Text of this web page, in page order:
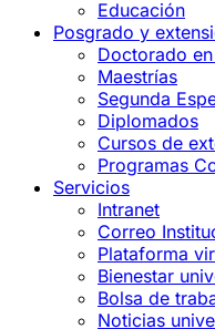
Educación
Posgrado y
Doctorado
Maestrías
Segunda
Diplomados
Cursos de
Programas
Servicios
Intranet
Correo
Plataforma
Bienestar
Bolsa de
Noticias